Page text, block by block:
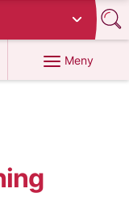
Meny